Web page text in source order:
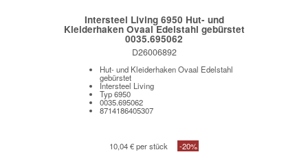
Intersteel Living 6950 Hut- und
Kleiderhaken Ovaal Edelstahl gebürstet
0035.695062
D26006892
Hut- und Kleiderhaken Ovaal Edelstahl
gebürstet
Intersteel Living
Typ 6950
0035.695062
8714186405307
10,04 € per stück -20%